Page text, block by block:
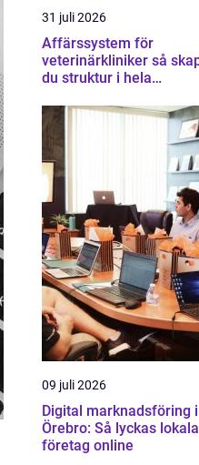
31 juli 2026
Affärssystem för
veterinärkliniker så skapar
du struktur i hela
09 juli 2026
Digital marknadsföring i
Örebro: Så lyckas lokala
företag online